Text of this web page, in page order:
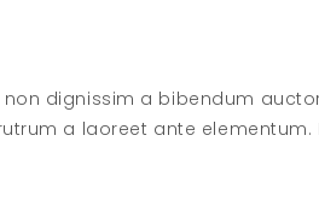
dignissim a bibendum
a laoreet ante